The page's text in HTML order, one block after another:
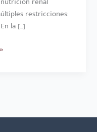
restricciones:
la […]